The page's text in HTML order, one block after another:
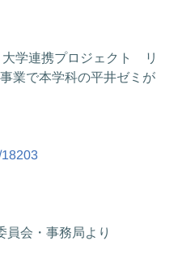
学連携プロジェクト リ
業で本学科の平井ゼミが
会・事務局より